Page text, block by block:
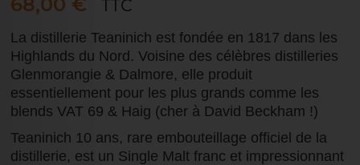
TTC
La distillerie Teaninich est fondée en 1817 dans les
Highlands du Nord. Voisine des célèbres distilleries
Glenmorangie & Dalmore, elle produit
essentiellement pour les plus grands comme les
blends VAT 69 & Haig (cher à David Beckham !)
Teaninich 10 ans, rare embouteillage officiel de la
distillerie, est un Single Malt franc et impressionnant